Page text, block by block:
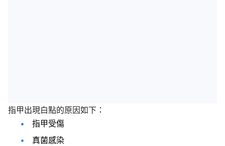
指甲出現白點的原因如下：
指甲受傷
真菌感染